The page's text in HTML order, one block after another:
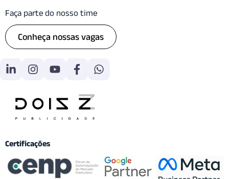
Faça parte do nosso time
Conheça nossas vagas
Certificações